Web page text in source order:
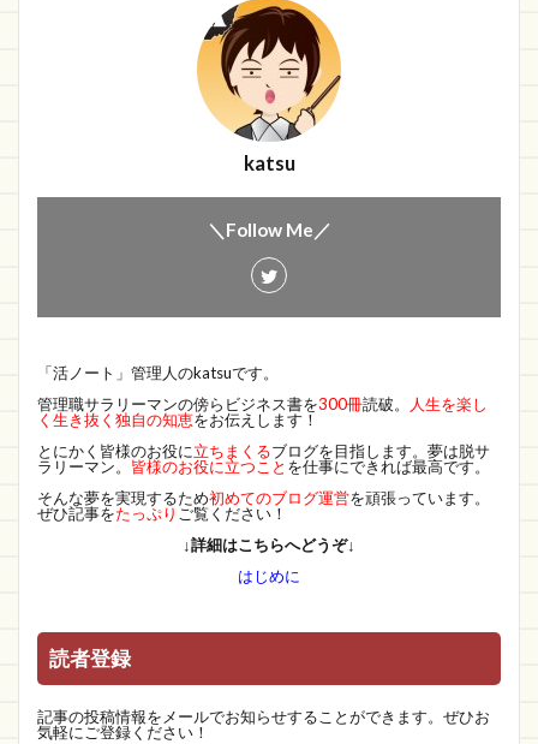
katsu
＼Follow Me／
「活ノート」管理人のkatsuです。
管理職サラリーマンの傍らビジネス書を300冊読破。
人生を楽し
く生き抜く独自の知恵をお伝えします！
とにかく皆様のお役に立ちまくるブログを目指します。夢は脱サ
ラリーマン。 皆様のお役に立つこと を仕事にできれば最高です。
そんな夢を実現するため初めてのブログ運営を頑張っています。
ぜひ記事をたっぷり ご覧ください！
↓詳細はこちらへどうぞ↓
はじめに
読者登録
記事の投稿情報をメールでお知らせすることができます。ぜひお
気軽にご登録ください！